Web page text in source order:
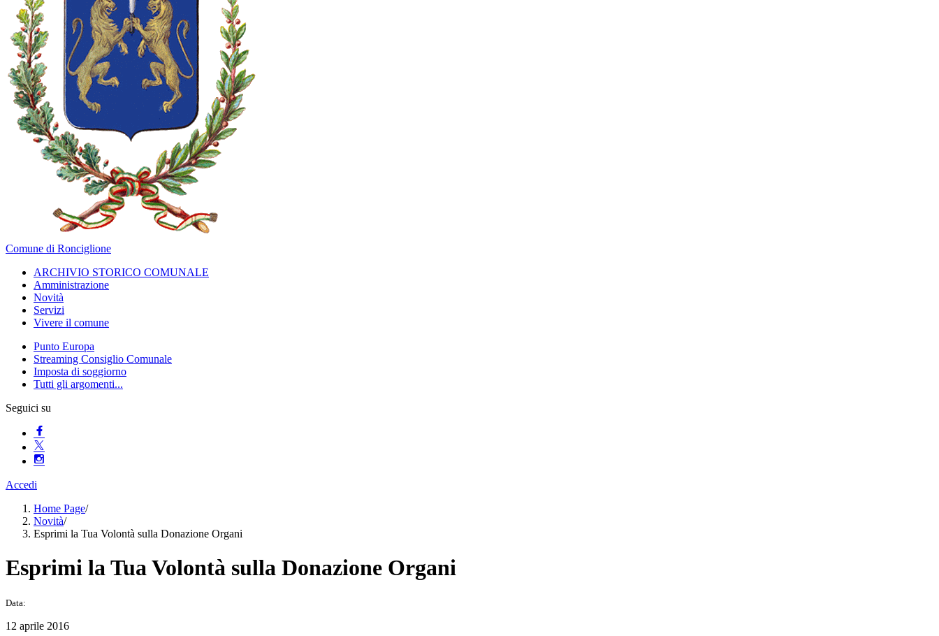
Comune di Ronciglione
ARCHIVIO STORICO COMUNALE
Amministrazione
Novità
Servizi
Vivere il comune
Punto Europa
Streaming Consiglio Comunale
Imposta di soggiorno
Tutti gli argomenti...
Seguici su
Accedi
Home Page/
Novità/
Esprimi la Tua Volontà sulla Donazione Organi
Esprimi la Tua Volontà sulla Donazione Organi
Data:
12 aprile 2016